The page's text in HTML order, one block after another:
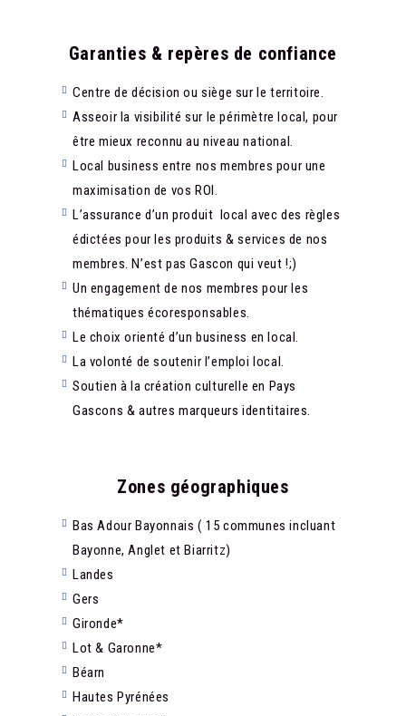
Garanties & repères de confiance
Centre de décision ou siège sur le territoire.
Asseoir la visibilité sur le périmètre local, pour
être mieux reconnu au niveau national.
Local business entre nos membres pour une
maximisation de vos ROI.
L’assurance d’un produit local avec des règles
édictées pour les produits & services de nos
membres. N’est pas Gascon qui veut !;)
Un engagement de nos membres pour les
thématiques écoresponsables.
Le choix orienté d’un business en local.
La volonté de soutenir l’emploi local.
Soutien à la création culturelle en Pays
Gascons & autres marqueurs identitaires.
Zones géographiques
Bas Adour Bayonnais ( 15 communes incluant
Bayonne, Anglet et Biarritz)
Landes
Gers
Gironde*
Lot & Garonne*
Béarn
Hautes Pyrénées